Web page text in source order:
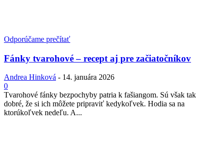
Odporúčame prečítať
Fánky tvarohové – recept aj pre začiatočníkov
Andrea Hinková - 14. januára 2026
0
Tvarohové fánky bezpochyby patria k fašiangom. Sú však tak
dobré, že si ich môžete pripraviť kedykoľvek. Hodia sa na
ktorúkoľvek nedeľu. A...